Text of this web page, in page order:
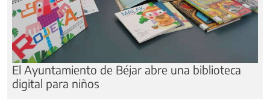
El Ayuntamiento de Béjar abre una biblioteca
digital para niños